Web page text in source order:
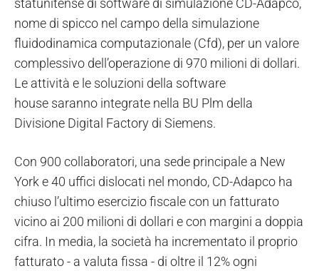
statunitense di software di simulazione CD-Adapco,
nome di spicco nel campo della simulazione
fluidodinamica computazionale (Cfd), per un valore
complessivo dell’operazione di 970 milioni di dollari.
Le attività e le soluzioni della software
house saranno integrate nella BU Plm della
Divisione Digital Factory di Siemens.
Con 900 collaboratori, una sede principale a New
York e 40 uffici dislocati nel mondo, CD-Adapco ha
chiuso l’ultimo esercizio fiscale con un fatturato
vicino ai 200 milioni di dollari e con margini a doppia
cifra. In media, la società ha incrementato il proprio
fatturato - a valuta fissa - di oltre il 12% ogni